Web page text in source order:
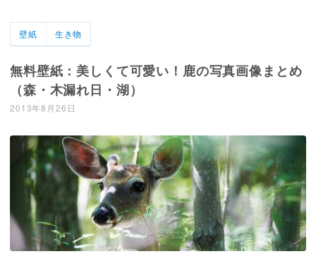
壁紙 生き物
無料壁紙：美しくて可愛い！鹿の写真画像まとめ
（森・木漏れ日・湖）
2013年8月26日